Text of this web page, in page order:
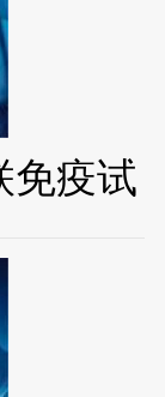
免疫试